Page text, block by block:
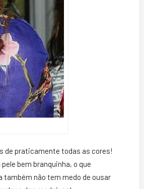
de praticamente todas as cores!
bem branquinha, o que
também não tem medo de ousar